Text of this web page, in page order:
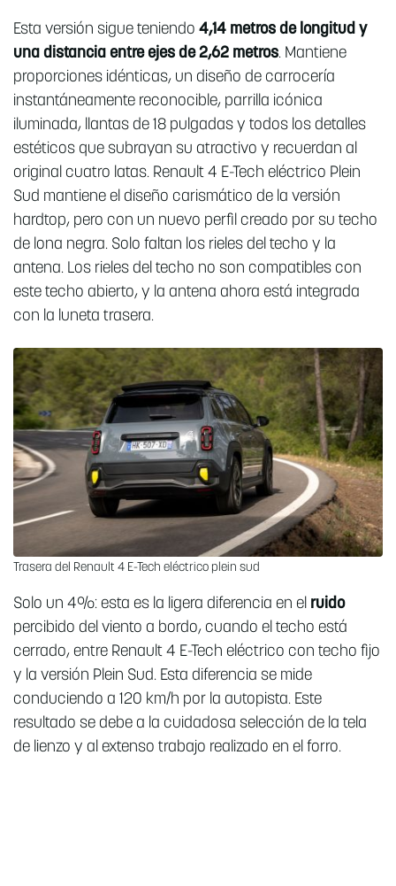
Esta versión sigue teniendo 4,14 metros de longitud y
una distancia entre ejes de 2,62 metros. Mantiene
proporciones idénticas, un diseño de carrocería
instantáneamente reconocible, parrilla icónica
iluminada, llantas de 18 pulgadas y todos los detalles
estéticos que subrayan su atractivo y recuerdan al
original cuatro latas. Renault 4 E-Tech eléctrico Plein
Sud mantiene el diseño carismático de la versión
hardtop, pero con un nuevo perfil creado por su techo
de lona negra. Solo faltan los rieles del techo y la
antena. Los rieles del techo no son compatibles con
este techo abierto, y la antena ahora está integrada
con la luneta trasera.
Trasera del Renault 4 E-Tech eléctrico plein sud
Solo un 4%: esta es la ligera diferencia en el ruido
percibido del viento a bordo, cuando el techo está
cerrado, entre Renault 4 E-Tech eléctrico con techo fijo
y la versión Plein Sud. Esta diferencia se mide
conduciendo a 120 km/h por la autopista. Este
resultado se debe a la cuidadosa selección de la tela
de lienzo y al extenso trabajo realizado en el forro.